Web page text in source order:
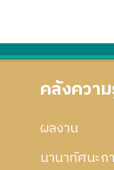
คลังควา
ผลงาน
นานาทัศนะก